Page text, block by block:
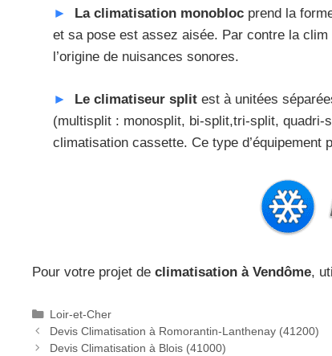
La climatisation monoblocprend la
et sa pose est assez aisée. Par contre la
l’origine de nuisances sonores.
Le climatiseur splitest à unitées
(multisplit : monosplit, bi-split,tri-split,
climatisation cassette. Ce type
Pour votre projet de climatisation à Vendôme,
C
a
t
Loir-et-Cher
P
o
Devis Climatisation à Romorantin-Lanthenay (41200)
Devis Climatisation à Blois (41000)